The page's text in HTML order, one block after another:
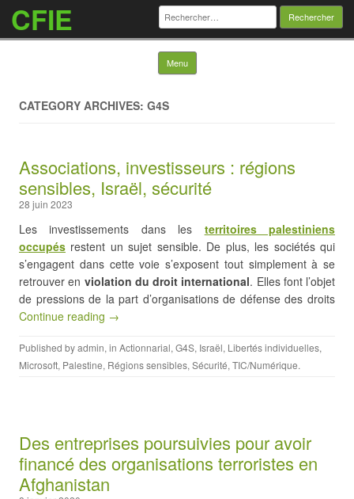
CFIE Rechercher :
Menu Skip to content
CATEGORY ARCHIVES: G4S
Associations, investisseurs : régions
sensibles, Israël, sécurité
28 juin 2023
Les investissements dans les territoires palestiniens
occupés restent un sujet sensible. De plus, les sociétés qui
s’engagent dans cette voie s’exposent tout simplement à se
retrouver en violation du droit international. Elles font l’objet
de pressions de la part d’organisations de défense des droits
Continue reading →
Published byadmin, in Actionnarial, G4S, Israël, Libertés individuelles,
Microsoft, Palestine, Régions sensibles, Sécurité, TIC/Numérique.
Des entreprises poursuivies pour avoir
financé des organisations terroristes en
Afghanistan